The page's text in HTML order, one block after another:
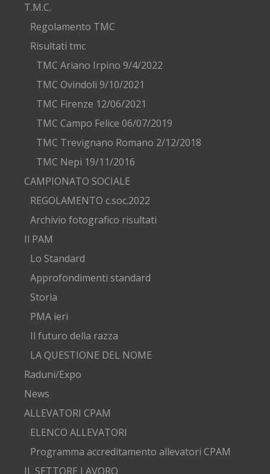
T.M.C.
Regolamento TMC
Risultati tmc
TMC Ariano Irpino 9/4/2022
TMC Ovindoli 9/10/2021
TMC Firenze 12/06/2021
TMC Campo Felice 06/07/2019
TMC Trevignano Romano 2/12/2018
TMC Nepi 19/11/2016
CAMPIONATO SOCIALE
REGOLAMENTO c.soc.2022
Archivio fotografico risultati
Il PAM
Lo Standard
Approfondimenti standard
Storia
PMA ieri
Il futuro della razza
LA QUESTIONE DEL NOME
Raduni/Expo
News
ALLEVATORI CPAM
ELENCO ALLEVATORI
Programma accreditamento allevatori CPAM
IL SETTORE LAVORO